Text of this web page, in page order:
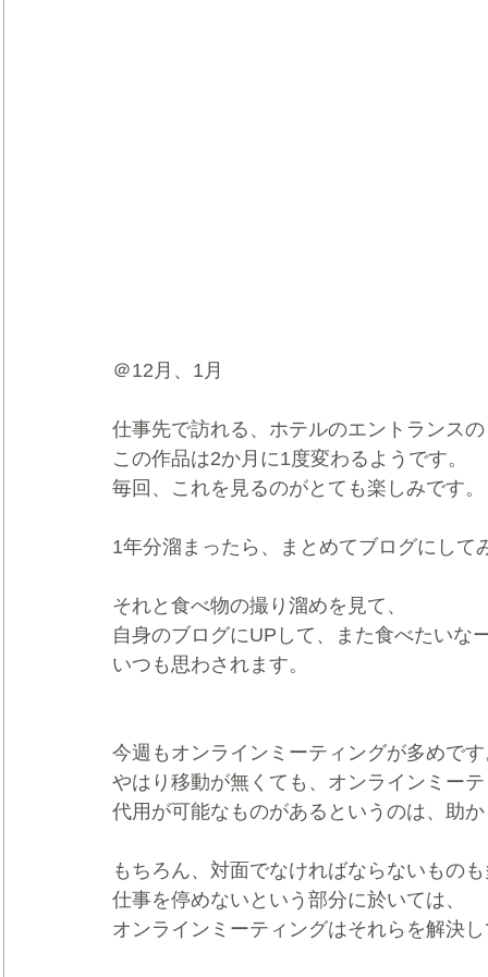
＠12月、1月
仕事先で訪れる、ホテルのエントランスの
この作品は2か月に1度変わるようです。
毎回、これを見るのがとても楽しみです。
1年分溜まったら、まとめてブログにして
それと食べ物の撮り溜めを見て、
自身のブログにUPして、また食べたいな
いつも思わされます。
今週もオンラインミーティングが多めで
やはり移動が無くても、オンラインミー
代用が可能なものがあるというのは、助
もちろん、対面でなければならないもの
仕事を停めないという部分に於いては、
オンラインミーティングはそれらを解決